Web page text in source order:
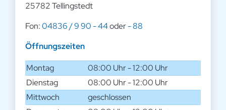
25782 Tellingstedt
Fon:04836 / 9 90 - 44oder- 88
Öffnungszeiten
Montag
08:00 Uhr - 12:00 Uhr
Dienstag
08:00 Uhr - 12:00 Uhr
Mittwoch
geschlossen